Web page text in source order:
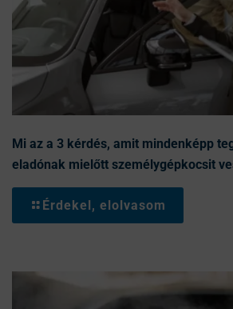
Mi az a 3 kérdés, amit mindenképp
eladónak mielőtt személygépkocsit
Érdekel, elolvasom